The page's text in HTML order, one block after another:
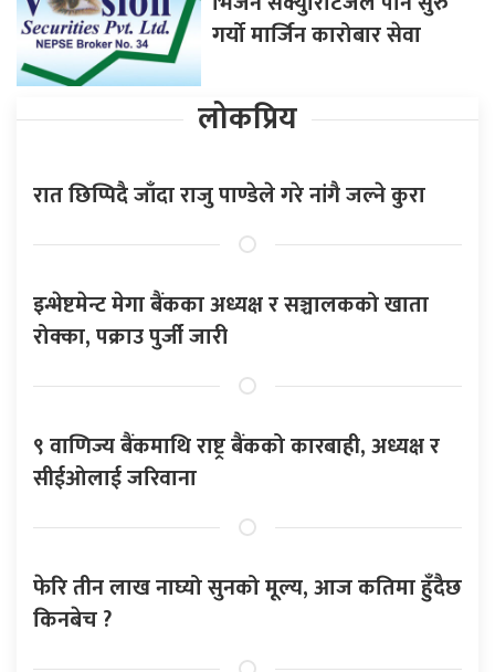
गर्यो मार्जिन कारोबार सेवा
लोकप्रिय
रात छिप्पिदै जाँदा राजु पाण्डेले गरे नांगै जल्ने कुरा
इन्भेष्टमेन्ट मेगा बैंकका अध्यक्ष र सञ्चालकको खाता
रोक्का, पक्राउ पुर्जी जारी
९ वाणिज्य बैंकमाथि राष्ट्र बैंकको कारबाही, अध्यक्ष र
सीईओलाई जरिवाना
फेरि तीन लाख नाघ्यो सुनको मूल्य, आज कतिमा हुँदैछ
किनबेच ?